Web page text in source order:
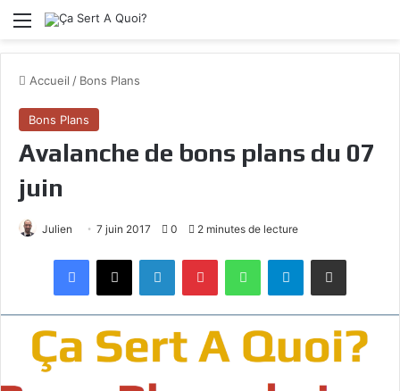
Menu
Accueil / Bons Plans
Bons Plans
Avalanche de bons plans du 07
juin
Julien 7 juin 2017 0 2 minutes de lecture
Facebook
X LinkedinPinterestWhatsAppTelegramPartagez par mail